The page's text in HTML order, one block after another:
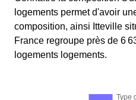
logements permet d'avoir
composition, ainsi Itteville
France regroupe près de 6
logements logements.